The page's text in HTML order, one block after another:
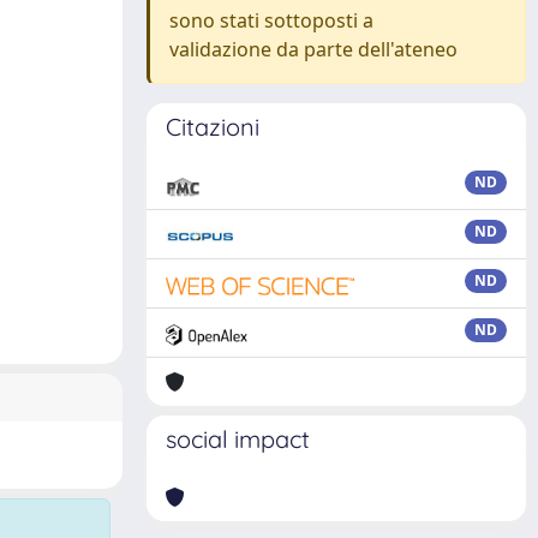
sono stati sottoposti a
validazione da parte dell'ateneo
Citazioni
ND
ND
ND
ND
social impact